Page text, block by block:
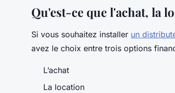
Qu'est-ce que l'achat, la
Si vous souhaitez installer un
avez le choix entre trois options
L’achat
La location